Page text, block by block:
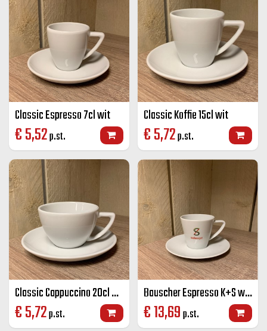
Classic Espresso 7cl wit
€5,52p.st.
Classic Koffie 15cl wit
€5,72p.st.
Classic Cappuccino 20cl wit
€5,72p.st.
Bauscher Espresso K+S wit 8 cl
€13,69p.st.